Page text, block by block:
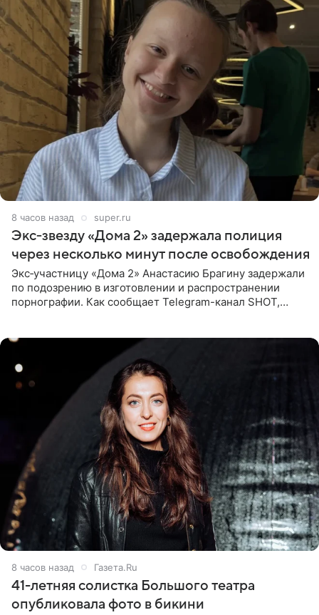
8 часов назад super.ru
Экс‑звезду «Дома 2» задержала полиция
через несколько минут после освобождения
Экс‑участницу «Дома 2» Анастасию Брагину задержали
по подозрению в изготовлении и распространении
порнографии. Как сообщает Telegram-канал SHOT,
8 часов назад Газета.Ru
41-летняя солистка Большого театра
опубликовала фото в бикини